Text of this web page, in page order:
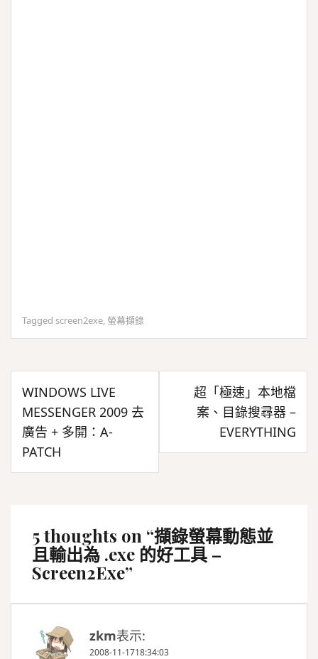
Tagged screen2exe, 螢幕擷錄
文
章
導
覽
WINDOWS LIVE
MESSENGER 2009 去
廣告 + 多開：A-
PATCH
超「極速」本地檔
案、目錄搜尋器 –
EVERYTHING
5 thoughts on “擷錄螢幕動態並
且輸出為 .exe 的好工具 –
Screen2Exe”
zkm表示:
2008-11-1718:34:03